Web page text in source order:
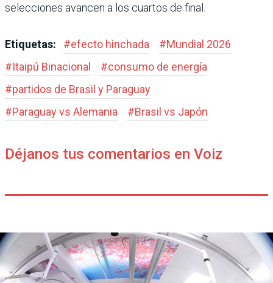
selecciones avancen a los cuartos de final.
Etiquetas: #efecto hinchada #Mundial 2026
#Itaipú Binacional #consumo de energía
#partidos de Brasil y Paraguay
#Paraguay vs Alemania #Brasil vs Japón
Déjanos tus comentarios en Voiz